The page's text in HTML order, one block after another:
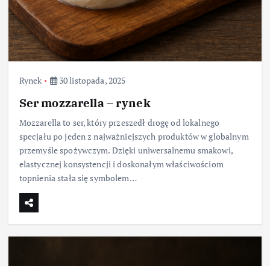
Rynek 30 listopada, 2025
Ser mozzarella – rynek
Mozzarella to ser, który przeszedł drogę od lokalnego
specjału po jeden z najważniejszych produktów w globalnym
przemyśle spożywczym. Dzięki uniwersalnemu smakowi,
elastycznej konsystencji i doskonałym właściwościom
topnienia stała się symbolem…